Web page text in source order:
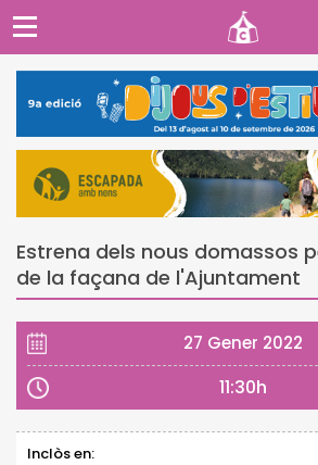
Estrena dels nous domassos
de la façana de l'Ajuntament
27 Gener 2022
11:30h
Inclòs en: